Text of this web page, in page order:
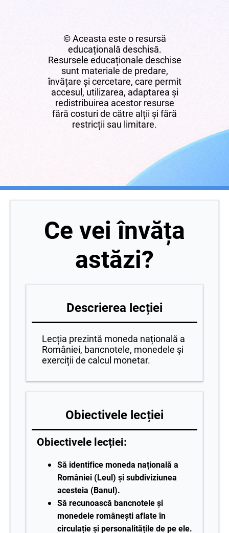
© Aceasta este o resursă
educațională deschisă.
Resursele educaționale deschise
sunt materiale de predare,
învățare și cercetare, care permit
accesul, utilizarea, adaptarea și
redistribuirea acestor resurse
fără costuri de către alții și fără
restricții sau limitare.
Ce vei învăța
astăzi?
Descrierea lecției
Lecția prezintă moneda națională a
României, bancnotele, monedele și
exerciții de calcul monetar.
Obiectivele lecției
Obiectivele lecției:
Să identifice moneda națională a
României (Leul) și subdiviziunea
acesteia (Banul).
Să recunoască bancnotele și
monedele românești aflate în
circulație și personalitățile de pe ele.